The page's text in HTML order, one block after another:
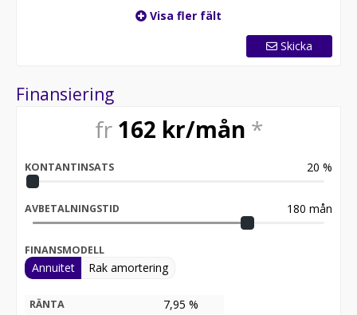
Visa fler fält
Skicka
Finansiering
fr 162 kr/mån *
KONTANTINSATS 20 %
AVBETALNINGSTID 180 mån
FINANSMODELL
Annuitet Rak amortering
RÄNTA 7,95 %